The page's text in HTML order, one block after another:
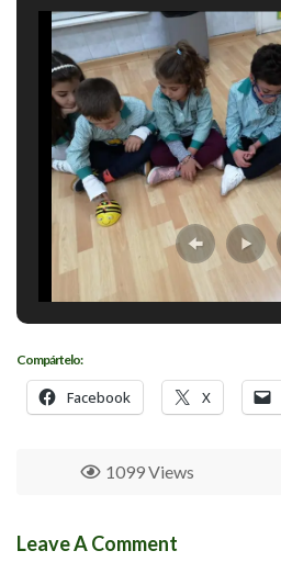
Compártelo:
Facebook X
1099 Views
Leave A Comment